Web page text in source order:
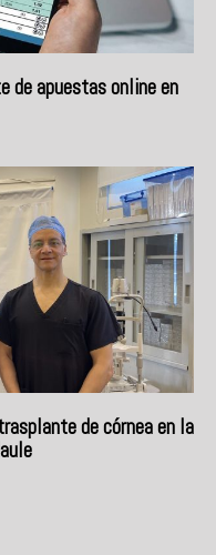
de apuestas online en
de córnea en la